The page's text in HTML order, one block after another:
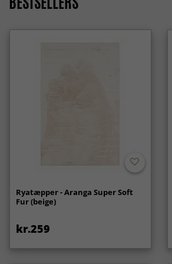
Ryatæpper - Aranga Super Soft
Fur (beige)
kr.259